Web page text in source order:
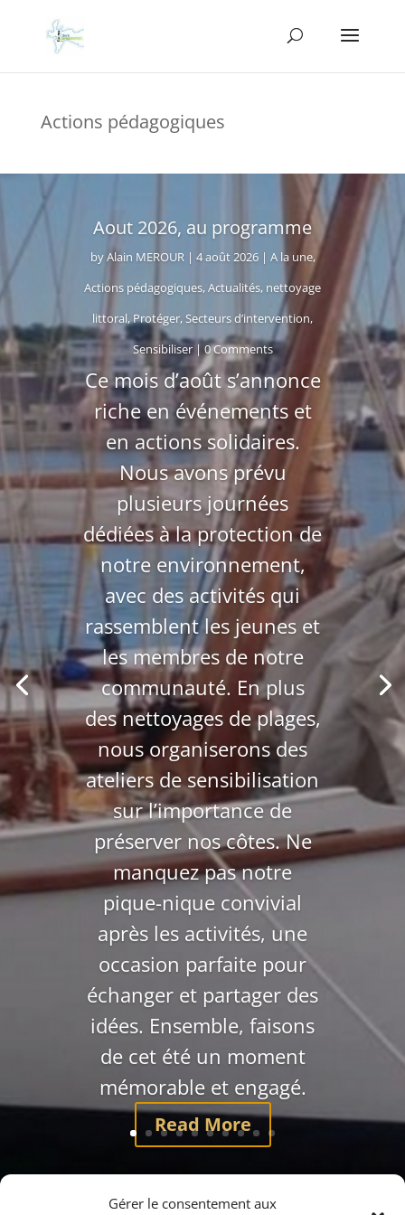
Gérer le consentement aux
Actions pédagogiques
Aout 2026, au programme
byAlain MEROUR| 4 août 2026| A la une,
Actions pédagogiques,Actualités, nettoyage
littoral,Protéger,Secteurs d’intervention,
Sensibiliser| 0 Comments
Ce mois d’août s’annonce
riche en événements et
en actions solidaires.
Nous avons prévu
plusieurs journées
dédiées à la protection de
notre environnement,
avec des activités qui
rassemblent les jeunes et
les membres de notre
communauté. En plus
des nettoyages de plages,
nous organiserons des
ateliers de sensibilisation
sur l’importance de
préserver nos côtes. Ne
manquez pas notre
pique-nique convivial
après les activités, une
occasion parfaite pour
échanger et partager des
idées. Ensemble, faisons
de cet été un moment
mémorable et engagé.
Read More